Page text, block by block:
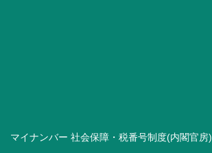
マイナンバー 社会保障・税番号制度(内閣官房)